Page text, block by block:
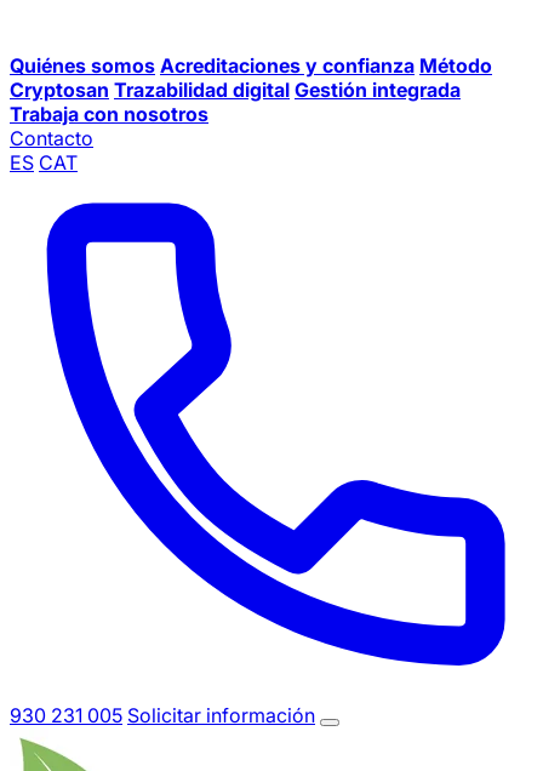
Quiénes somos Acreditaciones y confianza Método
Cryptosan Trazabilidad digital Gestión integrada
Trabaja con nosotros
Contacto
ES CAT
930 231 005 Solicitar información